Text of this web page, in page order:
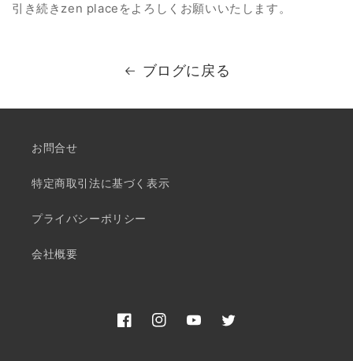
引き続きzen placeをよろしくお願いいたします。
ブログに戻る
お問合せ
特定商取引法に基づく表示
プライバシーポリシー
会社概要
FacebookInstagramYouTubeTwitter